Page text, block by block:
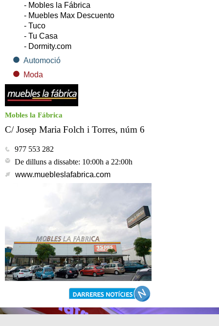
- Mobles la Fábrica
- Muebles Max Descuento
- Tuco
- Tu Casa
- Dormity.com
Automoció
Moda
Mobles la Fábrica
C/ Josep Maria Folch i Torres, núm 6
977 553 282
De dilluns a dissabte: 10:00h a 22:00h
www.muebleslafabrica.com